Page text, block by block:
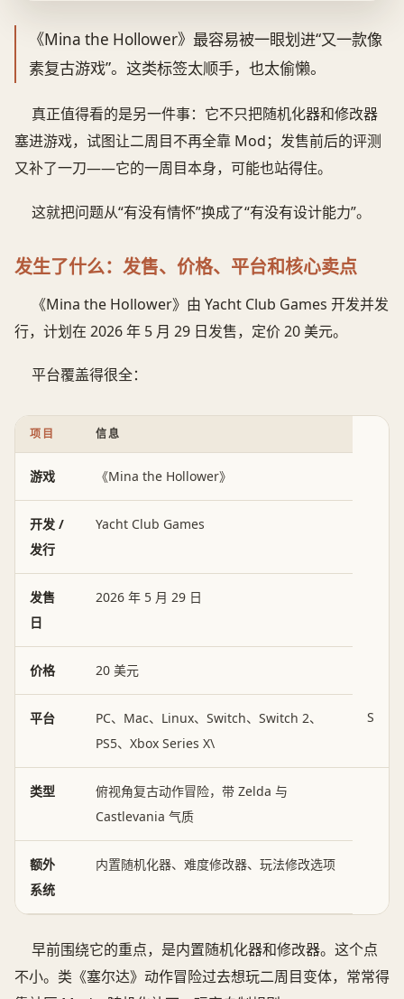
《Mina the Hollower》最容易被一眼划进“又一款像
素复古游戏”。这类标签太顺手，也太偷懒。
真正值得看的是另一件事：它不只把随机化器和修改器
塞进游戏，试图让二周目不再全靠 Mod；发售前后的评测
又补了一刀——它的一周目本身，可能也站得住。
这就把问题从“有没有情怀”换成了“有没有设计能力”。
发生了什么：发售、价格、平台和核心卖点
《Mina the Hollower》由 Yacht Club Games 开发并发
行，计划在 2026 年 5 月 29 日发售，定价 20 美元。
平台覆盖得很全：
项目 信息
游戏 《Mina the Hollower》
开发 /
发行
Yacht Club Games
发售
日
2026 年 5 月 29 日
价格 20 美元
平台
PC、Mac、Linux、Switch、Switch 2、
PS5、Xbox Series X\
S
类型
俯视角复古动作冒险，带 Zelda 与
Castlevania 气质
额外
系统
内置随机化器、难度修改器、玩法修改选项
早前围绕它的重点，是内置随机化器和修改器。这个点
不小。类《塞尔达》动作冒险过去想玩二周目变体，常常得